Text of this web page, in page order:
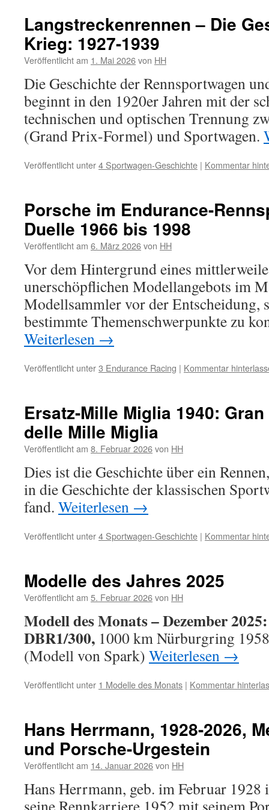
Langstreckenrennen – Die
Krieg: 1927-1939
Veröffentlicht am 1. Mai 2026von HH
Die Geschichte der Rennsportwagen
beginnt in den 1920er Jahren mit der
technischen und optischen Trennung
(Grand Prix-Formel) und Sportwagen.
Veröffentlicht unter4 Sportwagen-Geschichte | Kommentar
Porsche im Endurance-
Duelle 1966 bis 1998
Veröffentlicht am 6. März 2026von HH
Vor dem Hintergrund eines
unerschöpflichen Modellangebots im
Modellsammler vor der Entscheidung,
bestimmte Themenschwerpunkte zu
Weiterlesen →
Veröffentlicht unter3 Endurance Racing | Kommentar
Ersatz-Mille Miglia 1940:
delle Mille Miglia
Veröffentlicht am 8. Februar 2026von HH
Dies ist die Geschichte über ein
in die Geschichte der klassischen
fand. Weiterlesen →
Veröffentlicht unter4 Sportwagen-Geschichte | Kommentar
Modelle des Jahres 2025
Veröffentlicht am 5. Februar 2026von HH
Modell des Monats – Dezember
DBR1/300, 1000 km Nürburgring
(Modell von Spark) Weiterlesen →
Veröffentlicht unter 1 Modelle des Monats | Kommentar
Hans Herrmann, 1928-2026,
und Porsche-Urgestein
Veröffentlicht am 14. Januar 2026von HH
Hans Herrmann, geb. im Februar 1928
seine Rennkarriere 1952 mit seinem